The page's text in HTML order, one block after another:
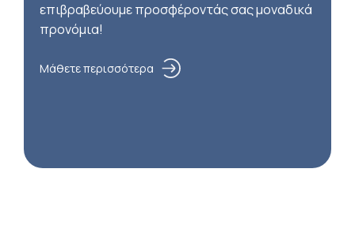
επιβραβεύουμε προσφέροντάς σας μοναδικά
προνόμια!
Μάθετε περισσότερα